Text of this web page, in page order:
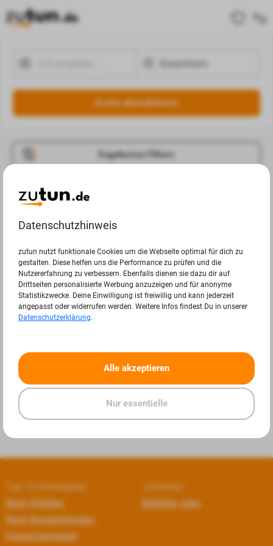
Suche aktualisieren
Ergebnisse Filtern
Jobangebote
Ergebnisse.
« »
Top 10 Arbeitgeber
Nach Städten
Nach Bundesländern
Deutschlandweit
Jobseiten
Beliebte Jobs
Datenschutzhinweis
zutun nutzt funktionale Cookies um die Webseite optimal für dich zu
gestalten. Diese helfen uns die Performance zu prüfen und die
Nutzererfahrung zu verbessern. Ebenfalls dienen sie dazu dir auf
Drittseiten personalisierte Werbung anzuzeigen und für anonyme
Statistikzwecke. Deine Einwilligung ist freiwillig und kann jederzeit
angepasst oder widerrufen werden. Weitere Infos findest Du in unserer
Datenschutzerklärung.
Alle akzeptieren
Nur essentielle